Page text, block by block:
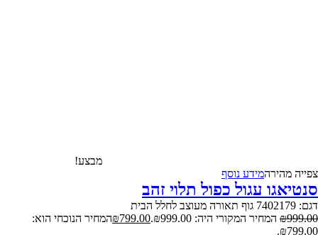
מבצע!
צפייה‬ ‫מהירה‬מידע נוסף
סנטיאגו עגול כפול תלוי זהב
דגם: 7402179 גוף תאורה מעוצב לחלל הבית
₪999.00 המחיר המקורי היה: ₪999.00. ₪799.00
המחיר הנוכחי הוא:
₪799.00.